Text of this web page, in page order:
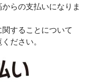
らの支払いになりま
することについて
ださい。